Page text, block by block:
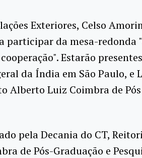
Exteriores, Celso
participar da mesa-redonda
Estarão
da Índia em São Paulo, e
Alberto Luiz Coimbra de Pós
pela Decania do CT,
de Pós-Graduação e